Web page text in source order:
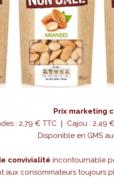
Prix marketing
: 2,79 € TTC ❘ Cajou : 2,49
Disponible en GMS
convivialité incontournable
aux consommateurs toujours